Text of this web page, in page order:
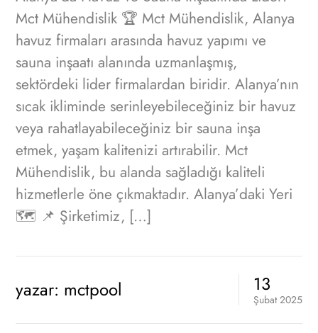
Mct Mühendislik 🏆 Mct Mühendislik, Alanya
havuz firmaları arasında havuz yapımı ve
sauna inşaatı alanında uzmanlaşmış,
sektördeki lider firmalardan biridir. Alanya’nın
sıcak ikliminde serinleyebileceğiniz bir havuz
veya rahatlayabileceğiniz bir sauna inşa
etmek, yaşam kalitenizi artırabilir. Mct
Mühendislik, bu alanda sağladığı kaliteli
hizmetlerle öne çıkmaktadır. Alanya’daki Yeri
🗺️ 📌 Şirketimiz, […]
yazar: mctpool 13
Şubat 2025